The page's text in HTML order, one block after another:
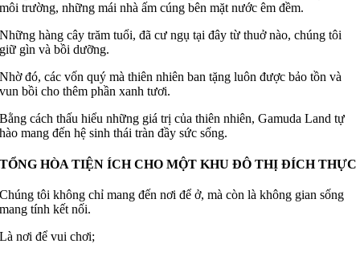
môi trường, những mái nhà ấm cúng bên mặt nước êm đềm.
Những hàng cây trăm tuổi, đã cư ngụ tại đây từ thuở nào, chúng tôi
giữ gìn và bồi dưỡng.
Nhờ đó, các vốn quý mà thiên nhiên ban tặng luôn được bảo tồn và
vun bồi cho thêm phần xanh tươi.
Bằng cách thấu hiểu những giá trị của thiên nhiên, Gamuda Land tự
hào mang đến hệ sinh thái tràn đầy sức sống.
TỔNG HÒA TIỆN ÍCH CHO MỘT KHU ĐÔ THỊ ĐÍCH THỰC
Chúng tôi không chỉ mang đến nơi để ở, mà còn là không gian sống
mang tính kết nối.
Là nơi để vui chơi;